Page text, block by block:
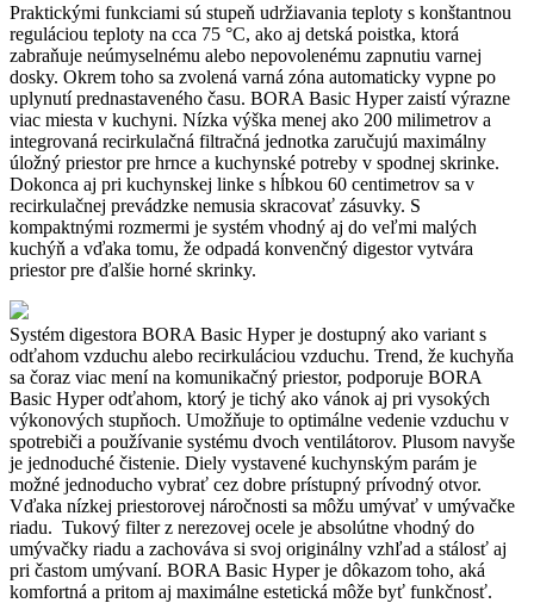
Praktickými funkciami sú stupeň udržiavania teploty s konštantnou
reguláciou teploty na cca 75 °C, ako aj detská poistka, ktorá
zabraňuje neúmyselnému alebo nepovolenému zapnutiu varnej
dosky. Okrem toho sa zvolená varná zóna automaticky vypne po
uplynutí prednastaveného času. BORA Basic Hyper zaistí výrazne
viac miesta v kuchyni. Nízka výška menej ako 200 milimetrov a
integrovaná recirkulačná filtračná jednotka zaručujú maximálny
úložný priestor pre hrnce a kuchynské potreby v spodnej skrinke.
Dokonca aj pri kuchynskej linke s hĺbkou 60 centimetrov sa v
recirkulačnej prevádzke nemusia skracovať zásuvky. S
kompaktnými rozmermi je systém vhodný aj do veľmi malých
kuchýň a vďaka tomu, že odpadá konvenčný digestor vytvára
priestor pre ďalšie horné skrinky.
Systém digestora BORA Basic Hyper je dostupný ako variant s
odťahom vzduchu alebo recirkuláciou vzduchu. Trend, že kuchyňa
sa čoraz viac mení na komunikačný priestor, podporuje BORA
Basic Hyper odťahom, ktorý je tichý ako vánok aj pri vysokých
výkonových stupňoch. Umožňuje to optimálne vedenie vzduchu v
spotrebiči a používanie systému dvoch ventilátorov. Plusom navyše
je jednoduché čistenie. Diely vystavené kuchynským parám je
možné jednoducho vybrať cez dobre prístupný prívodný otvor.
Vďaka nízkej priestorovej náročnosti sa môžu umývať v umývačke
riadu. Tukový filter z nerezovej ocele je absolútne vhodný do
umývačky riadu a zachováva si svoj originálny vzhľad a stálosť aj
pri častom umývaní. BORA Basic Hyper je dôkazom toho, aká
komfortná a pritom aj maximálne estetická môže byť funkčnosť.